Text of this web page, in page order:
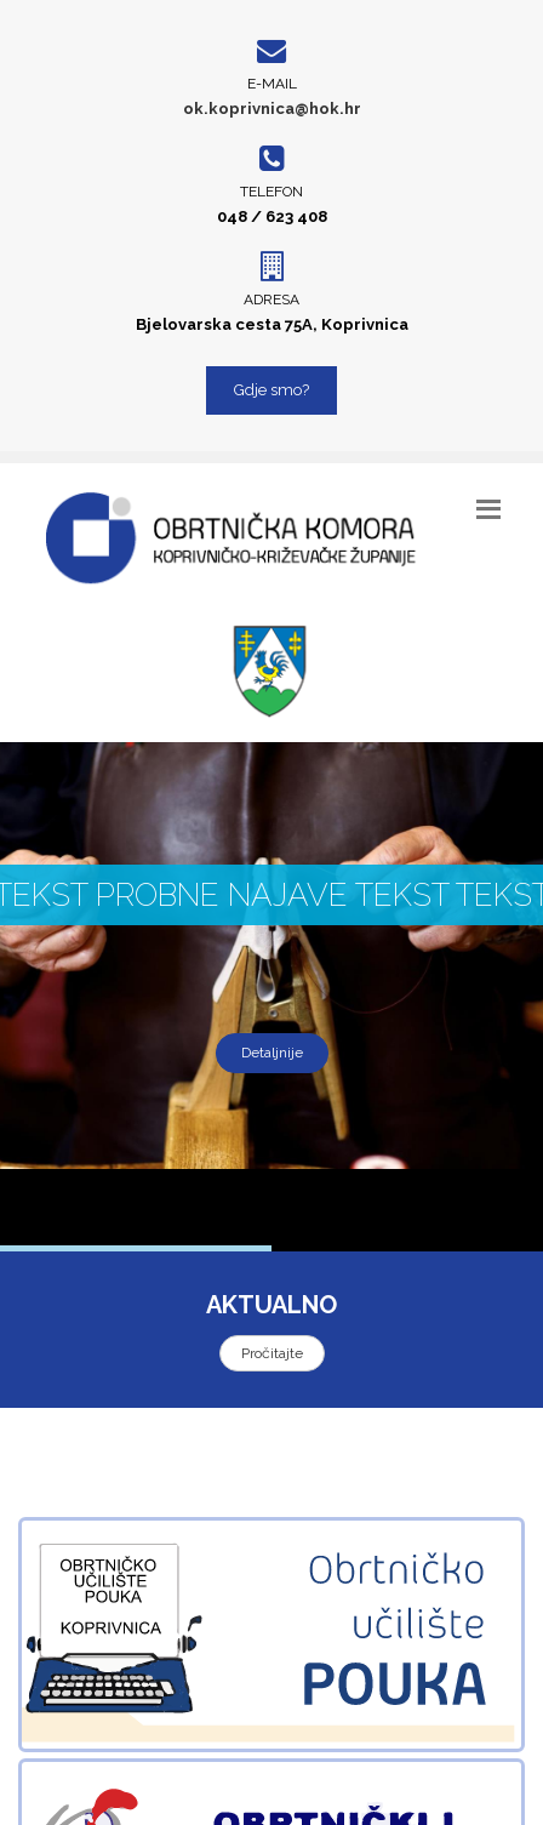
E-MAIL
ok.koprivnica@hok.hr
TELEFON
048 / 623 408
ADRESA
Bjelovarska cesta 75A, Koprivnica
Gdje smo?
PROBNE NAJAVE TEKST
Detaljnije
AKTUALNO
Pročitajte